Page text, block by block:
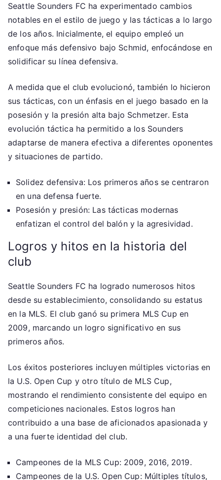
Seattle Sounders FC ha experimentado cambios
notables en el estilo de juego y las tácticas a lo largo
de los años. Inicialmente, el equipo empleó un
enfoque más defensivo bajo Schmid, enfocándose en
solidificar su línea defensiva.
A medida que el club evolucionó, también lo hicieron
sus tácticas, con un énfasis en el juego basado en la
posesión y la presión alta bajo Schmetzer. Esta
evolución táctica ha permitido a los Sounders
adaptarse de manera efectiva a diferentes oponentes
y situaciones de partido.
Solidez defensiva: Los primeros años se centraron
en una defensa fuerte.
Posesión y presión: Las tácticas modernas
enfatizan el control del balón y la agresividad.
Logros y hitos en la historia del
club
Seattle Sounders FC ha logrado numerosos hitos
desde su establecimiento, consolidando su estatus
en la MLS. El club ganó su primera MLS Cup en
2009, marcando un logro significativo en sus
primeros años.
Los éxitos posteriores incluyen múltiples victorias en
la U.S. Open Cup y otro título de MLS Cup,
mostrando el rendimiento consistente del equipo en
competiciones nacionales. Estos logros han
contribuido a una base de aficionados apasionada y
a una fuerte identidad del club.
Campeones de la MLS Cup: 2009, 2016, 2019.
Campeones de la U.S. Open Cup: Múltiples títulos,